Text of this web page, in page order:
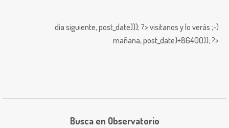
día siguiente,post_date))); ?> visitanos y lo verás ;-)
mañana,post_date)+86400)); ?>
Busca en Observatorio